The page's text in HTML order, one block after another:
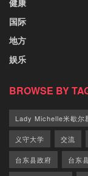
健康
国际
地方
娱乐
BROWSE BY
Lady Michelle米歇尔
义守大学 交流
台东县政府 台东